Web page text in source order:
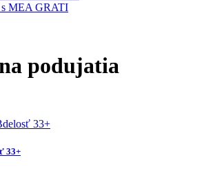
s MEA GRATI
podujatia
33+